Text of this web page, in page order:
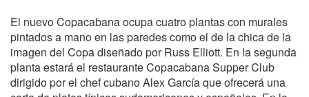
El nuevo Copacabana ocupa cuatro plantas con murales
pintados a mano en las paredes como el de la chica de la
imagen del Copa diseñado por Russ Elliott. En la segunda
planta estará el restaurante Copacabana Supper Club
dirigido por el chef cubano Alex García que ofrecerá una